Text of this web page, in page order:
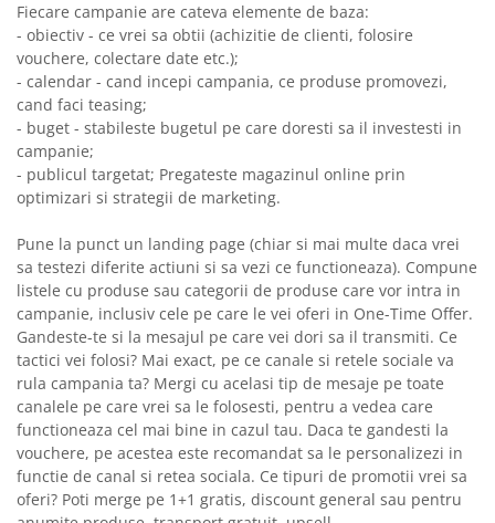
Fiecare campanie are cateva elemente de baza:
- obiectiv - ce vrei sa obtii (achizitie de clienti, folosire
vouchere, colectare date etc.);
- calendar - cand incepi campania, ce produse promovezi,
cand faci teasing;
- buget - stabileste bugetul pe care doresti sa il investesti in
campanie;
- publicul targetat; Pregateste magazinul online prin
optimizari si strategii de marketing.
Pune la punct un landing page (chiar si mai multe daca vrei
sa testezi diferite actiuni si sa vezi ce functioneaza). Compune
listele cu produse sau categorii de produse care vor intra in
campanie, inclusiv cele pe care le vei oferi in One-Time Offer.
Gandeste-te si la mesajul pe care vei dori sa il transmiti. Ce
tactici vei folosi? Mai exact, pe ce canale si retele sociale va
rula campania ta? Mergi cu acelasi tip de mesaje pe toate
canalele pe care vrei sa le folosesti, pentru a vedea care
functioneaza cel mai bine in cazul tau. Daca te gandesti la
vouchere, pe acestea este recomandat sa le personalizezi in
functie de canal si retea sociala. Ce tipuri de promotii vrei sa
oferi? Poti merge pe 1+1 gratis, discount general sau pentru